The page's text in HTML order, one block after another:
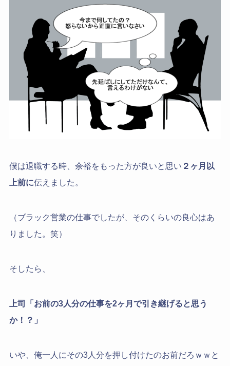
僕は退職する時、余裕をもった方が良いと思い ２ヶ月以
上前に伝えました。
（ブラック営業の仕事でしたが、そのくらいの良心はあ
りました。笑）
そしたら、
上司「お前の3人分の仕事を2ヶ月で引き継げると思う
か！？」
いや、俺一人にその3人分を押し付けたのお前だろｗｗと